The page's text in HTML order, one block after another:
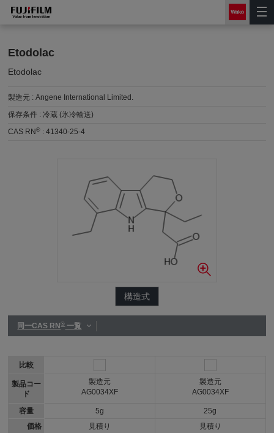
Etodolac
Etodolac
製造元 :Angene International Limited.
保存条件 :冷蔵 (氷冷輸送)
CAS RN® :41340-25-4
構造式
同一CAS RN®一覧
比較
製品コー
ド
容量
価格
製造元
AG0034XF
5g
見積り
製造元
AG0034XF
25g
見積り